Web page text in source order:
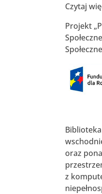
Czytaj
Projekt
oraz
z